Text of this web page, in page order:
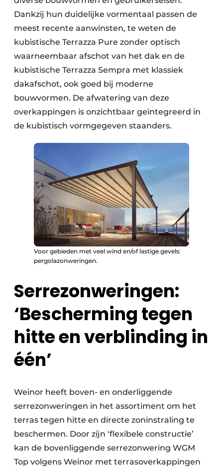
Dankzij hun duidelijke vormentaal passen de
meest recente aanwinsten, te weten de
kubistische Terrazza Pure zonder optisch
waarneembaar afschot van het dak en de
kubistische Terrazza Sempra met klassiek
dakafschot, ook goed bij moderne
bouwvormen. De afwatering van deze
overkappingen is onzichtbaar geïntegreerd in
de kubistisch vormgegeven staanders.
Voor gebieden met veel wind en/of lastige gevels:
pergolazonweringen.
Serrezonweringen:
‘Bescherming tegen
hitte en verblinding in
één’
Weinor heeft boven- en onderliggende
serrezonweringen in het assortiment om het
terras tegen hitte en directe zoninstraling te
beschermen. Door zijn ‘flexibele constructie’
kan de bovenliggende serrezonwering WGM
Top volgens Weinor met terrasoverkappingen